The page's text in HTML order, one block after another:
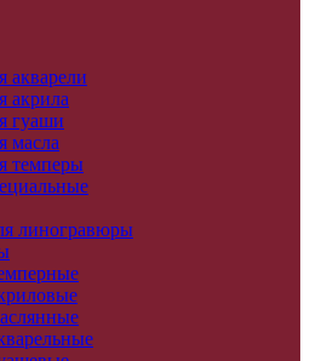
акварели
акрила
гуаши
масла
темперы
линогравюры